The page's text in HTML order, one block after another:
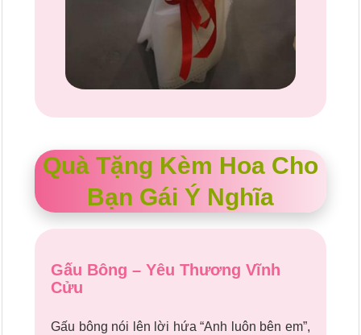
Quà Tặng Kèm Hoa Cho
Bạn Gái Ý Nghĩa
Gấu Bông – Yêu Thương Vĩnh
Cửu
Gấu bông nói lên lời hứa “Anh luôn bên em”,